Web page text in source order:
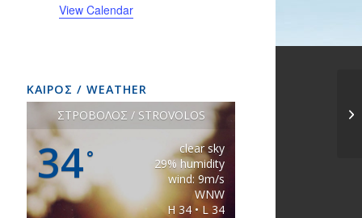
View Calendar
ΚΑΙΡΟΣ / WEATHER
ΣΤΡΟΒΟΛΟΣ / STROVOLOS
34°
clear sky
29% humidity
wind: 9m/s
WNW
H 34 • L 34